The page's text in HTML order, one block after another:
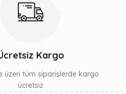
Kargo
üzeri tüm siparişlerde kargo
ücretsiz